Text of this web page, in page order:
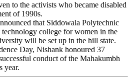
to the activists who became disabled
of 1990s.
that Siddowala Polytechnic
college for women in the
will be set up in the hill state.
Day, Nishank honoured 37
conduct of the Mahakumbh
year.